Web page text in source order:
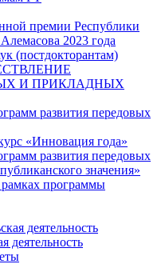
премии Республики
2023 года
(постдокторантам)
И ПРИКЛАДНЫХ
развития передовых
«Инновация года»
развития передовых
значения»
программы
деятельность
деятельность